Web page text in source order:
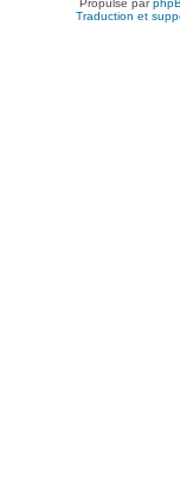
Propulsé par
Traduction et